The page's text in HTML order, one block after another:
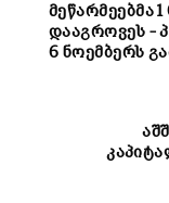
მეწარმეებმა
დააგროვეს –
6 ნოემბერს